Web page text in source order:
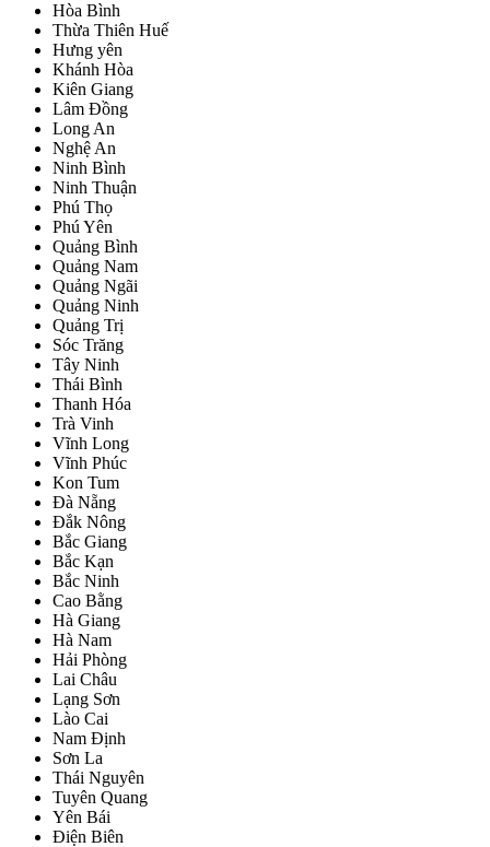
Hòa Bình
Thừa Thiên Huế
Hưng yên
Khánh Hòa
Kiên Giang
Lâm Đồng
Long An
Nghệ An
Ninh Bình
Ninh Thuận
Phú Thọ
Phú Yên
Quảng Bình
Quảng Nam
Quảng Ngãi
Quảng Ninh
Quảng Trị
Sóc Trăng
Tây Ninh
Thái Bình
Thanh Hóa
Trà Vinh
Vĩnh Long
Vĩnh Phúc
Kon Tum
Đà Nẵng
Đắk Nông
Bắc Giang
Bắc Kạn
Bắc Ninh
Cao Bằng
Hà Giang
Hà Nam
Hải Phòng
Lai Châu
Lạng Sơn
Lào Cai
Nam Định
Sơn La
Thái Nguyên
Tuyên Quang
Yên Bái
Điện Biên